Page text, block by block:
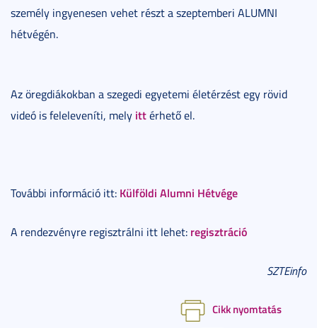
személy ingyenesen vehet részt a szeptemberi ALUMNI
hétvégén.
Az öregdiákokban a szegedi egyetemi életérzést egy rövid
videó is feleleveníti, mely ittérhető el.
További információ itt: Külföldi Alumni Hétvége
A rendezvényre regisztrálni itt lehet: regisztráció
SZTEinfo
Cikk nyomtatás